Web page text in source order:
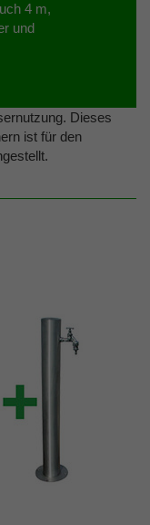
4 m,
und
Dieses
ist für den